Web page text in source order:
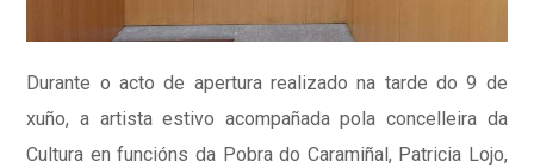
Durante o acto de apertura realizado na tarde do 9 de
xuño, a artista estivo acompañada pola concelleira da
Cultura en funcións da Pobra do Caramiñal, Patricia Lojo,